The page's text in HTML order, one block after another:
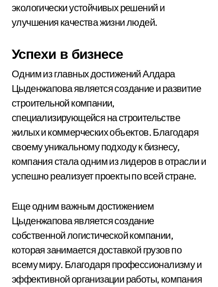
экологически устойчивых решений и
улучшения качества жизни людей.
Успехи в бизнесе
Одним из главных достижений Алдара
Цыденжапова является создание и развитие
строительной компании,
специализирующейся на строительстве
жилых и коммерческих объектов. Благодаря
своему уникальному подходу к бизнесу,
компания стала одним из лидеров в отрасли и
успешно реализует проекты по всей стране.
Еще одним важным достижением
Цыденжапова является создание
собственной логистической компании,
которая занимается доставкой грузов по
всему миру. Благодаря профессионализму и
эффективной организации работы, компания